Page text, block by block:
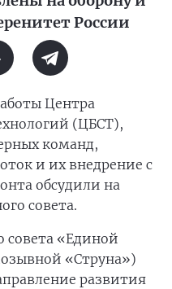
России
Центра
(ЦБСТ),
команд,
и их внедрение с
обсудили на
совета.
совета «Единой
«Струна»)
развития